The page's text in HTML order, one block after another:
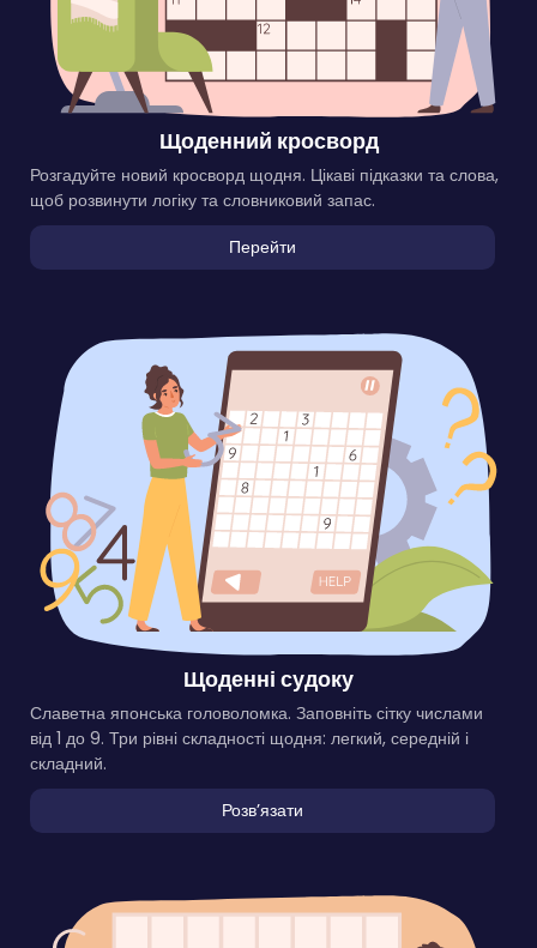
Щоденний кросворд
Розгадуйте новий кросворд щодня. Цікаві підказки та слова,
щоб розвинути логіку та словниковий запас.
Перейти
Щоденні судоку
Славетна японська головоломка. Заповніть сітку числами
від 1 до 9. Три рівні складності щодня: легкий, середній і
складний.
Розвʼязати